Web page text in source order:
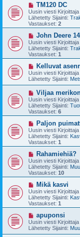
s
t
i
U
u
s
i
v
e
s
t
i
TM120 DC
Uusin viesti Kirjoittaja
Lähetetty Sijainti:
Vastaukset: 2
U
u
s
i
v
e
s
t
John Deere
Uusin viesti Kirjoittaja
Lähetetty Sijainti:
Vastaukset: 1
U
u
s
i
v
e
s
t
Kelluvat
Uusin viesti Kirjoittaja
Lähetetty Sijainti:
U
u
s
i
v
e
s
t
i
Viljaa
Uusin viesti Kirjoittaja
Lähetetty Sijainti:
Vastaukset: 6
U
u
s
i
v
e
s
t
i
Paljon
Uusin viesti Kirjoittaja
Lähetetty Sijainti:
Vastaukset: 1
U
u
s
i
v
e
s
t
i
Rahamiehiä?
Uusin viesti Kirjoittaja
Lähetetty Sijainti:
Vastaukset: 10
U
u
s
i
v
e
s
t
Mikä kasvi
Uusin viesti Kirjoittaja
Lähetetty Sijainti:
Vastaukset: 1
U
u
s
i
apuponsi
Uusin viesti Kirjoittaja
Lähetetty Sijainti: